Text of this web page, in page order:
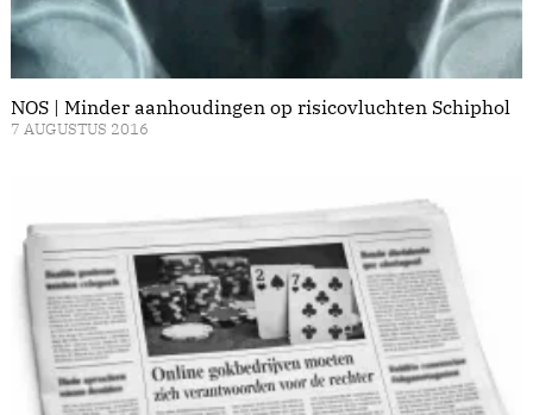
NOS | Minder aanhoudingen op risicovluchten Schiphol
7 AUGUSTUS 2016